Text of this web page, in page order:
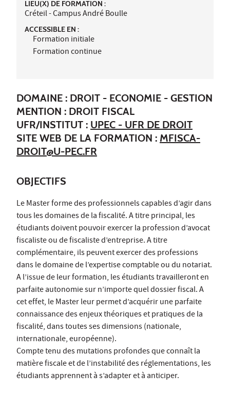
LIEU(X) DE FORMATION :
Créteil - Campus André Boulle
ACCESSIBLE EN :
Formation initiale
Formation continue
DOMAINE : DROIT - ECONOMIE - GESTION
MENTION : DROIT FISCAL
UFR/INSTITUT : UPEC - UFR DE DROIT
SITE WEB DE LA FORMATION : MFISCA-
DROIT@U-PEC.FR
OBJECTIFS
Le Master forme des professionnels capables d’agir dans
tous les domaines de la fiscalité. A titre principal, les
étudiants doivent pouvoir exercer la profession d’avocat
fiscaliste ou de fiscaliste d’entreprise. A titre
complémentaire, ils peuvent exercer des professions
dans le domaine de l’expertise comptable ou du notariat.
A l’issue de leur formation, les étudiants travailleront en
parfaite autonomie sur n’importe quel dossier fiscal. A
cet effet, le Master leur permet d’acquérir une parfaite
connaissance des enjeux théoriques et pratiques de la
fiscalité, dans toutes ses dimensions (nationale,
internationale, européenne).
Compte tenu des mutations profondes que connaît la
matière fiscale et de l’instabilité des réglementations, les
étudiants apprennent à s’adapter et à anticiper.